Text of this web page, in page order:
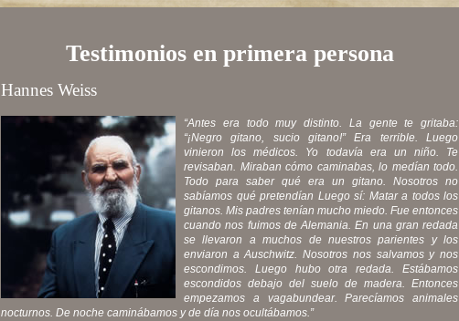
Testimonios en primera persona
Hannes Weiss
“Antes era todo muy distinto. La gente te gritaba:
“¡Negro gitano, sucio gitano!” Era terrible. Luego
vinieron los médicos. Yo todavía era un niño. Te
revisaban. Miraban cómo caminabas, lo medían todo.
Todo para saber qué era un gitano. Nosotros no
sabíamos qué pretendían Luego sí: Matar a todos los
gitanos. Mis padres tenían mucho miedo. Fue entonces
cuando nos fuimos de Alemania. En una gran redada
se llevaron a muchos de nuestros parientes y los
enviaron a Auschwitz. Nosotros nos salvamos y nos
escondimos. Luego hubo otra redada. Estábamos
escondidos debajo del suelo de madera. Entonces
empezamos a vagabundear. Parecíamos animales
nocturnos. De noche caminábamos y de día nos ocultábamos.”